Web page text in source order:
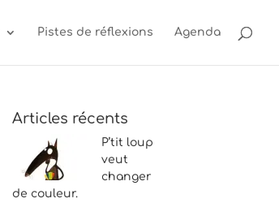
Pistes de réflexions Agenda
Articles récents
P’tit loup
veut
changer
de couleur.